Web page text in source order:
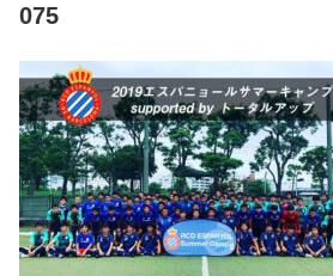
075